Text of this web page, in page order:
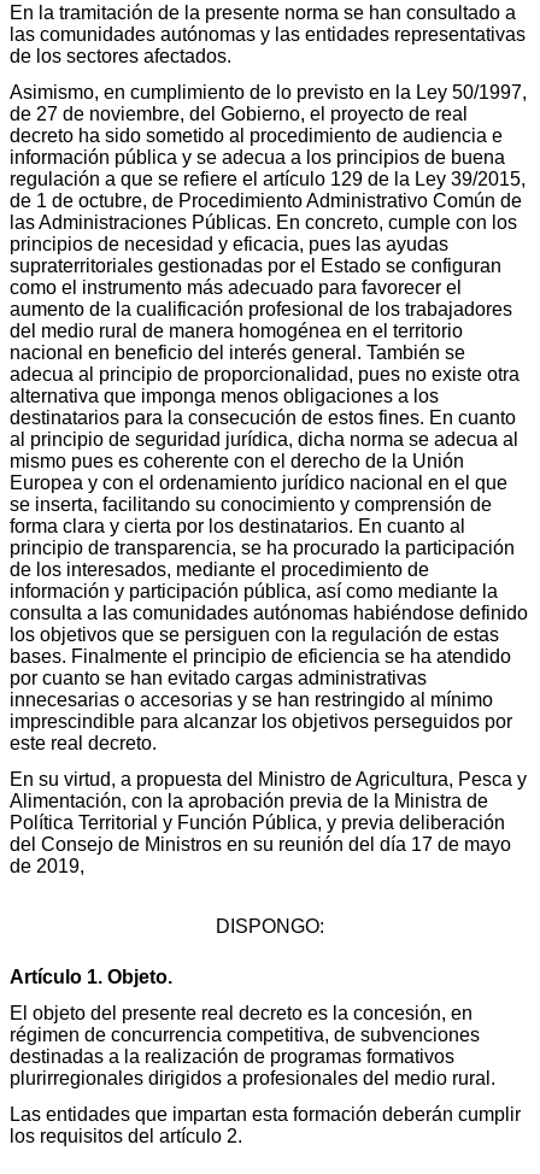
En la tramitación de la presente norma se han consultado a
las comunidades autónomas y las entidades representativas
de los sectores afectados.
Asimismo, en cumplimiento de lo previsto en la Ley 50/1997,
de 27 de noviembre, del Gobierno, el proyecto de real
decreto ha sido sometido al procedimiento de audiencia e
información pública y se adecua a los principios de buena
regulación a que se refiere el artículo 129 de la Ley 39/2015,
de 1 de octubre, de Procedimiento Administrativo Común de
las Administraciones Públicas. En concreto, cumple con los
principios de necesidad y eficacia, pues las ayudas
supraterritoriales gestionadas por el Estado se configuran
como el instrumento más adecuado para favorecer el
aumento de la cualificación profesional de los trabajadores
del medio rural de manera homogénea en el territorio
nacional en beneficio del interés general. También se
adecua al principio de proporcionalidad, pues no existe otra
alternativa que imponga menos obligaciones a los
destinatarios para la consecución de estos fines. En cuanto
al principio de seguridad jurídica, dicha norma se adecua al
mismo pues es coherente con el derecho de la Unión
Europea y con el ordenamiento jurídico nacional en el que
se inserta, facilitando su conocimiento y comprensión de
forma clara y cierta por los destinatarios. En cuanto al
principio de transparencia, se ha procurado la participación
de los interesados, mediante el procedimiento de
información y participación pública, así como mediante la
consulta a las comunidades autónomas habiéndose definido
los objetivos que se persiguen con la regulación de estas
bases. Finalmente el principio de eficiencia se ha atendido
por cuanto se han evitado cargas administrativas
innecesarias o accesorias y se han restringido al mínimo
imprescindible para alcanzar los objetivos perseguidos por
este real decreto.
En su virtud, a propuesta del Ministro de Agricultura, Pesca y
Alimentación, con la aprobación previa de la Ministra de
Política Territorial y Función Pública, y previa deliberación
del Consejo de Ministros en su reunión del día 17 de mayo
de 2019,
DISPONGO:
Artículo 1. Objeto.
El objeto del presente real decreto es la concesión, en
régimen de concurrencia competitiva, de subvenciones
destinadas a la realización de programas formativos
plurirregionales dirigidos a profesionales del medio rural.
Las entidades que impartan esta formación deberán cumplir
los requisitos del artículo 2.